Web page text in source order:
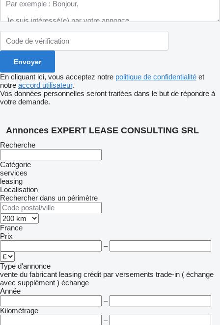
En cliquant ici, vous acceptez notre politique de confidentialité et
notre accord utilisateur.
Vos données personnelles seront traitées dans le but de répondre à
votre demande.
Annonces EXPERT LEASE CONSULTING SRL
Recherche
Catégorie
services
leasing
Localisation
Rechercher dans un périmètre
France
Prix
–
Type d'annonce
vente du fabricant leasing crédit par versements trade-in ( échange
avec supplément ) échange
Année
–
Kilométrage
–